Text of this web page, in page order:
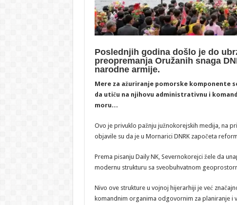
Poslednjih godina došlo je do
preopremanja Oružanih snaga
narodne armije.
Mere za ažuriranje pomorske komponente
da utiču na njihovu administrativnu i
moru…
Ovo je privuklo pažnju južnokorejskih medija, na
objavile su da je u Mornarici DNRK započeta
Prema pisanju Daily NK, Severnokorejci žele da
modernu strukturu sa sveobuhvatnom
Nivo ove strukture u vojnoj hijerarhiji je već
komandnim organima odgovornim za planiranje i